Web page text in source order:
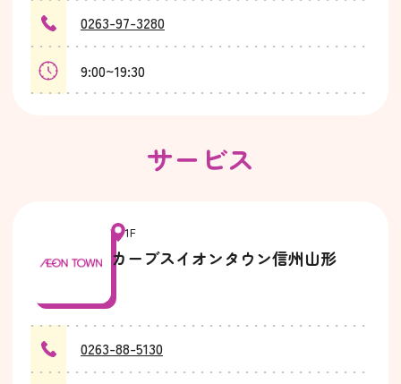
0263-97-3280
9:00~19:30
サービス
1F
カーブスイオンタウン信州山形
0263-88-5130